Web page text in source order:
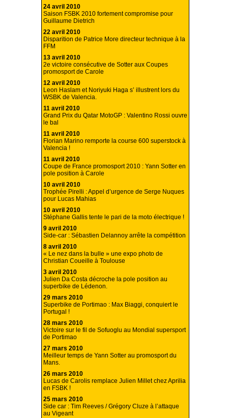
24 avril 2010
Saison FSBK 2010 fortement compromise pour
Guillaume Dietrich
22 avril 2010
Disparition de Patrice More directeur technique à la
FFM
13 avril 2010
2e victoire consécutive de Sotter aux Coupes
promosport de Carole
12 avril 2010
Leon Haslam et Noriyuki Haga s’ illustrent lors du
WSBK de Valencia.
11 avril 2010
Grand Prix du Qatar MotoGP : Valentino Rossi ouvre
le bal
11 avril 2010
Florian Marino remporte la course 600 superstock à
Valencia !
11 avril 2010
Coupe de France promosport 2010 : Yann Sotter en
pole position à Carole
10 avril 2010
Trophée Pirelli : Appel d’urgence de Serge Nuques
pour Lucas Mahias
10 avril 2010
Stéphane Gallis tente le pari de la moto électrique !
9 avril 2010
Side-car : Sébastien Delannoy arrête la compétition
8 avril 2010
« Le nez dans la bulle » une expo photo de
Christian Coueille à Toulouse
3 avril 2010
Julien Da Costa décroche la pole position au
superbike de Lédenon.
29 mars 2010
Superbike de Portimao : Max Biaggi, conquiert le
Portugal !
28 mars 2010
Victoire sur le fil de Sofuoglu au Mondial supersport
de Portimao
27 mars 2010
Meilleur temps de Yann Sotter au promosport du
Mans.
26 mars 2010
Lucas de Carolis remplace Julien Millet chez Aprilia
en FSBK !
25 mars 2010
Side car : Tim Reeves / Grégory Cluze à l’attaque
au Vigeant